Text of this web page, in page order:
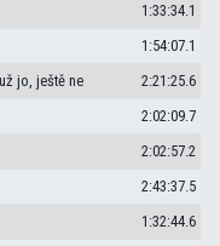
1:33:34.1
1:54:07.1
už jo, ještě ne
2:21:25.6
2:02:09.7
2:02:57.2
2:43:37.5
1:32:44.6